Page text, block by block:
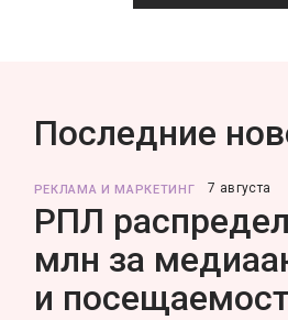
Последние
РЕКЛАМА И МАРКЕТИНГ 7 августа
РПЛ
млн за
и